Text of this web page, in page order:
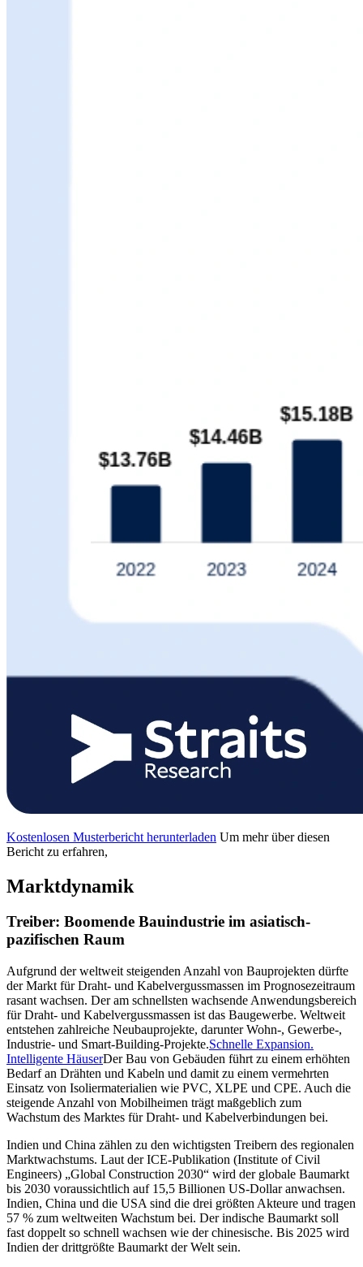
Kostenlosen Musterbericht herunterladen Um mehr über diesen
Bericht zu erfahren,
Marktdynamik
Treiber: Boomende Bauindustrie im asiatisch-
pazifischen Raum
Aufgrund der weltweit steigenden Anzahl von Bauprojekten dürfte
der Markt für Draht- und Kabelvergussmassen im Prognosezeitraum
rasant wachsen. Der am schnellsten wachsende Anwendungsbereich
für Draht- und Kabelvergussmassen ist das Baugewerbe. Weltweit
entstehen zahlreiche Neubauprojekte, darunter Wohn-, Gewerbe-,
Industrie- und Smart-Building-Projekte.Schnelle Expansion.
Intelligente HäuserDer Bau von Gebäuden führt zu einem erhöhten
Bedarf an Drähten und Kabeln und damit zu einem vermehrten
Einsatz von Isoliermaterialien wie PVC, XLPE und CPE. Auch die
steigende Anzahl von Mobilheimen trägt maßgeblich zum
Wachstum des Marktes für Draht- und Kabelverbindungen bei.
Indien und China zählen zu den wichtigsten Treibern des regionalen
Marktwachstums. Laut der ICE-Publikation (Institute of Civil
Engineers) „Global Construction 2030“ wird der globale Baumarkt
bis 2030 voraussichtlich auf 15,5 Billionen US-Dollar anwachsen.
Indien, China und die USA sind die drei größten Akteure und tragen
57 % zum weltweiten Wachstum bei. Der indische Baumarkt soll
fast doppelt so schnell wachsen wie der chinesische. Bis 2025 wird
Indien der drittgrößte Baumarkt der Welt sein.